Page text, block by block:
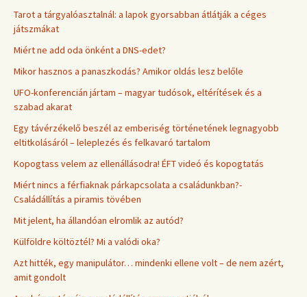
Tarot a tárgyalóasztalnál: a lapok gyorsabban átlátják a céges
játszmákat
Miért ne add oda önként a DNS-edet?
Mikor hasznos a panaszkodás? Amikor oldás lesz belőle
UFO-konferencián jártam – magyar tudósok, eltérítések és a
szabad akarat
Egy távérzékelő beszél az emberiség történetének legnagyobb
eltitkolásáról – leleplezés és felkavaró tartalom
Kopogtass velem az ellenállásodra! ÉFT videó és kopogtatás
Miért nincs a férfiaknak párkapcsolata a családunkban?-
Családállítás a piramis tövében
Mit jelent, ha állandóan elromlik az autód?
Külföldre költöztél? Mi a valódi oka?
Azt hitték, egy manipulátor… mindenki ellene volt – de nem azért,
amit gondolt